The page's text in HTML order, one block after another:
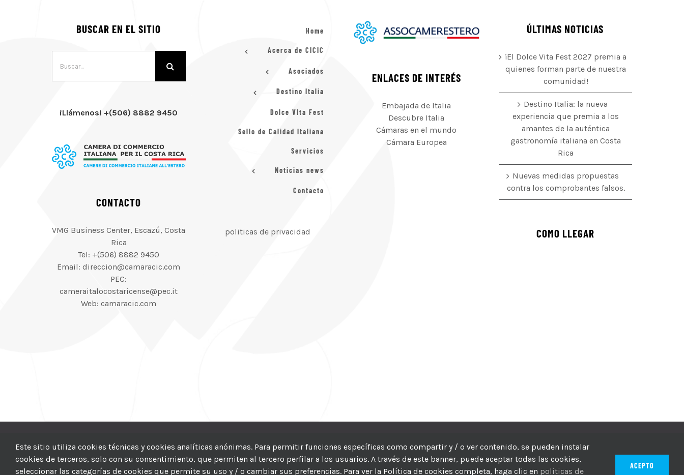
BUSCAR EN EL SITIO
¡Llámenos! +(506) 8882 9450
CONTACTO
VMG Business Center, Escazú, Costa
Rica
Tel: +(506) 8882 9450
Email: direccion@camaracic.com
PEC:
cameraitalocostaricense@pec.it
Web: camaracic.com
Home
Acerca de CICIC
Asociados
Destino Italia
Dolce VIta Fest
Sello de Calidad Italiana
Servicios
Noticias news
Contacto
politicas de privacidad
ENLACES DE INTERÉS
Embajada de Italia
Descubre Italia
Cámaras en el mundo
Cámara Europea
ÚLTIMAS NOTICIAS
¡El Dolce Vita Fest 2027 premia a
quienes forman parte de nuestra
comunidad!
Destino Italia: la nueva
experiencia que premia a los
amantes de la auténtica
gastronomía italiana en Costa
Rica
Nuevas medidas propuestas
contra los comprobantes falsos.
COMO LLEGAR
© 2012–2025 | CICIC | Hosting: Hosting Para PYMES MBAGIO.COM | Todos los derechos reservados
FacebookTwitter YouTubeInstagramWhatsAppLinkedInCorreo
Este sitio utiliza cookies técnicas y cookies analíticas anónimas. Para permitir funciones específicas como compartir y / o ver contenido, se pueden instalar
cookies de terceros, solo con su consentimiento, que permiten al tercero perfilar a los usuarios. A través de este banner, puede aceptar todas las cookies,
seleccionar las categorías de cookies que permite su uso y / o cambiar sus preferencias. Para ver la Política de cookies completa, haga clic en politicas de
ACEPTO